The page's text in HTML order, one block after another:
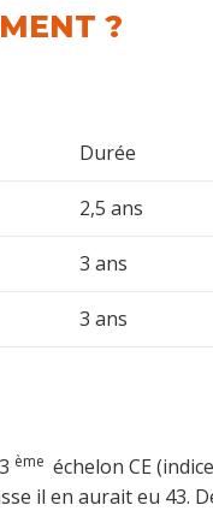
?
Durée
2,5 ans
3 ans
3 ans
ème échelon CE
il en aurait eu 43.